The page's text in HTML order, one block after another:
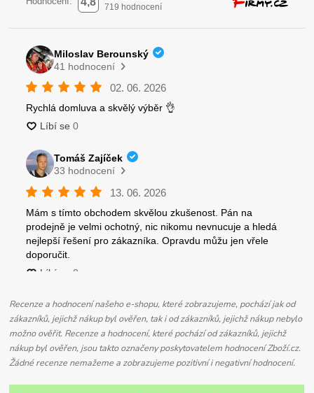
Recenze a hodnocení našeho e-shopu, které zobrazujeme, pochází jak od
zákazníků, jejichž nákup byl ověřen, tak i od zákazníků, jejichž nákup nebylo
možno ověřit. Recenze a hodnocení, které pochází od zákazníků, jejichž
nákup byl ověřen, jsou takto označeny poskytovatelem hodnocení Zboží.cz.
Žádné recenze nemažeme a zobrazujeme pozitivní i negativní hodnocení.